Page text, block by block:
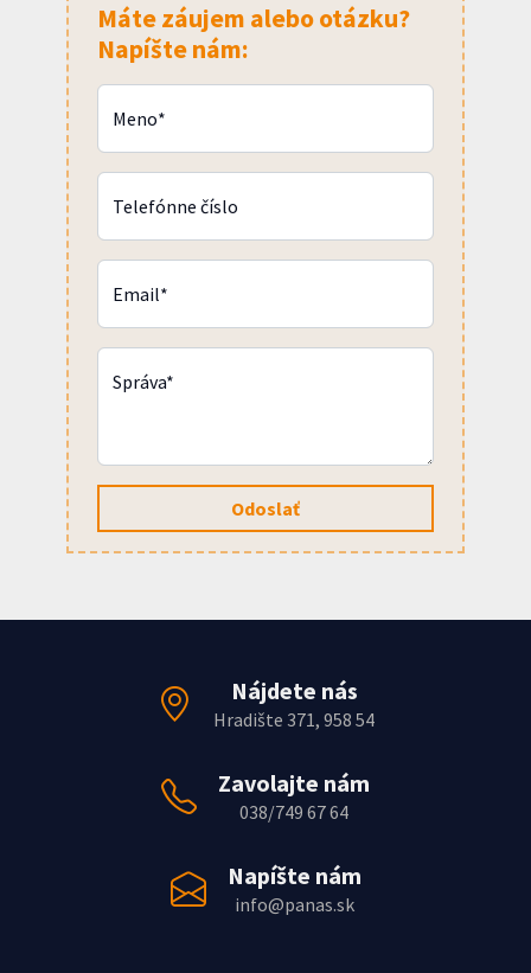
Máte záujem alebo otázku?
Napíšte nám:
Meno*
Telefónne číslo
Email*
Správa*
Odoslať
Nájdete nás
Hradište 371, 958 54
Zavolajte nám
038/749 67 64
Napíšte nám
info@panas.sk